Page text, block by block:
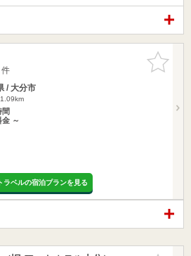
お気に入
りに追加
/ 大分市
間
金 ～
ラベルの宿泊プランを見る